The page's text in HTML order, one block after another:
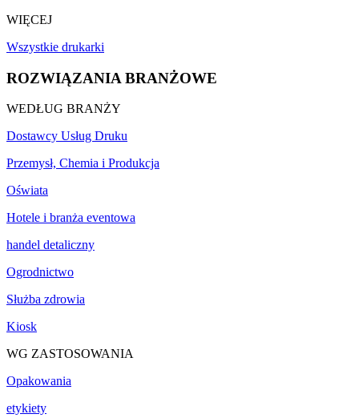
WIĘCEJ
Wszystkie drukarki
ROZWIĄZANIA BRANŻOWE
WEDŁUG BRANŻY
Dostawcy Usług Druku
Przemysł, Chemia i Produkcja
Oświata
Hotele i branża eventowa
handel detaliczny
Ogrodnictwo
Służba zdrowia
Kiosk
WG ZASTOSOWANIA
Opakowania
etykiety